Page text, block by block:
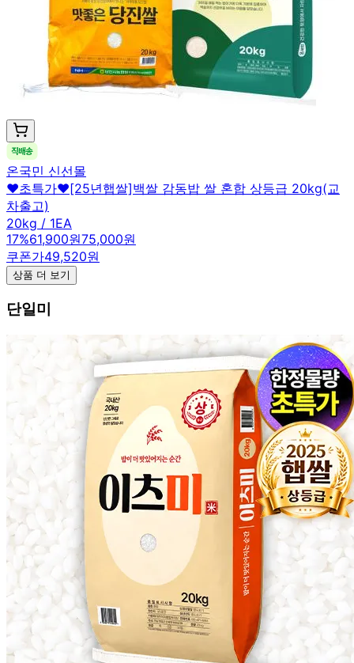
온국민 신선몰
❤️초특가❤️[25년햅쌀]백쌀 감동밥 쌀 혼합 상등급 20kg(교
차출고)
20kg / 1EA
17%61,900원75,000원
쿠폰가49,520원
상품 더 보기
단일미